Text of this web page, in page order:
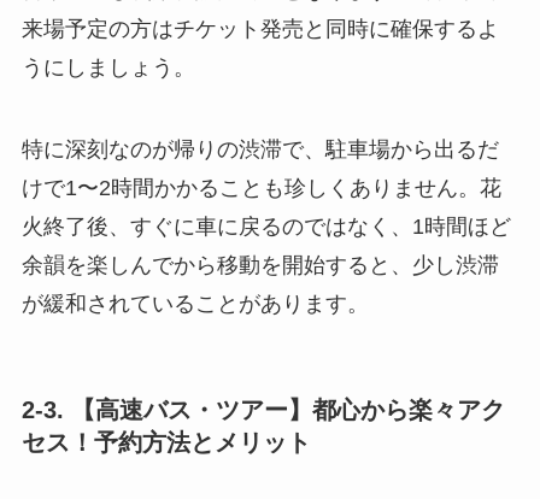
来場予定の方はチケット発売と同時に確保するよ
うにしましょう。
特に深刻なのが帰りの渋滞で、駐車場から出るだ
けで1〜2時間かかることも珍しくありません。花
火終了後、すぐに車に戻るのではなく、1時間ほど
余韻を楽しんでから移動を開始すると、少し渋滞
が緩和されていることがあります。
2-3. 【高速バス・ツアー】都心から楽々アク
セス！予約方法とメリット